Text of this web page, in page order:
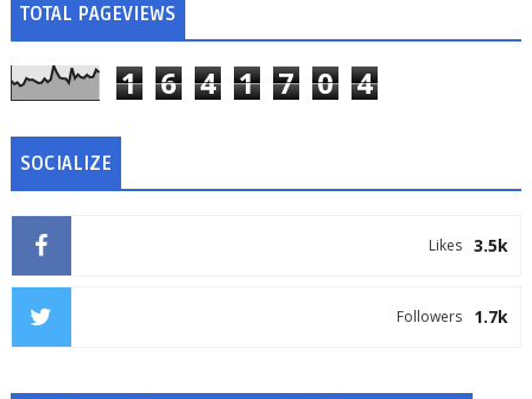
TOTAL PAGEVIEWS
1 6 4 1 7 0 4
SOCIALIZE
3.5k
Likes
1.7k
Followers